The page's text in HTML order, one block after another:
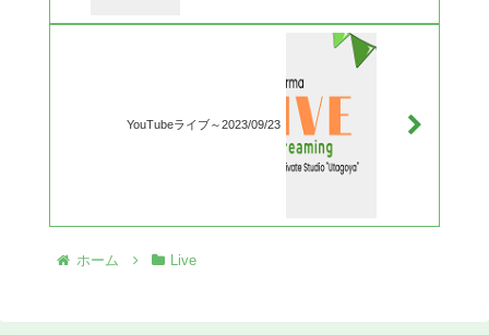
YouTubeライブ～2023/09/23
ホーム Live